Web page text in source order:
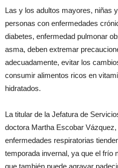
Las y los adultos mayores, niñas
personas con enfermedades
diabetes, enfermedad pulmonar
asma, deben extremar
adecuadamente, evitar los
consumir alimentos ricos en
hidratados.
La titular de la Jefatura de
doctora Martha Escobar
enfermedades respiratorias
temporada invernal, ya que el frío
que también puede agravar